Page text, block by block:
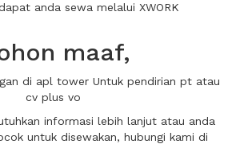
anda sewa melalui XWORK
maaf,
di apl tower Untuk pendirian pt atau
cv plus vo
informasi lebih lanjut atau anda
untuk disewakan, hubungi kami di